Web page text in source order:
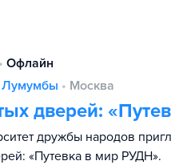
• Офлайн
Лумумбы • Москва
дверей:
дружбы народов
«Путевка в мир РУДН».